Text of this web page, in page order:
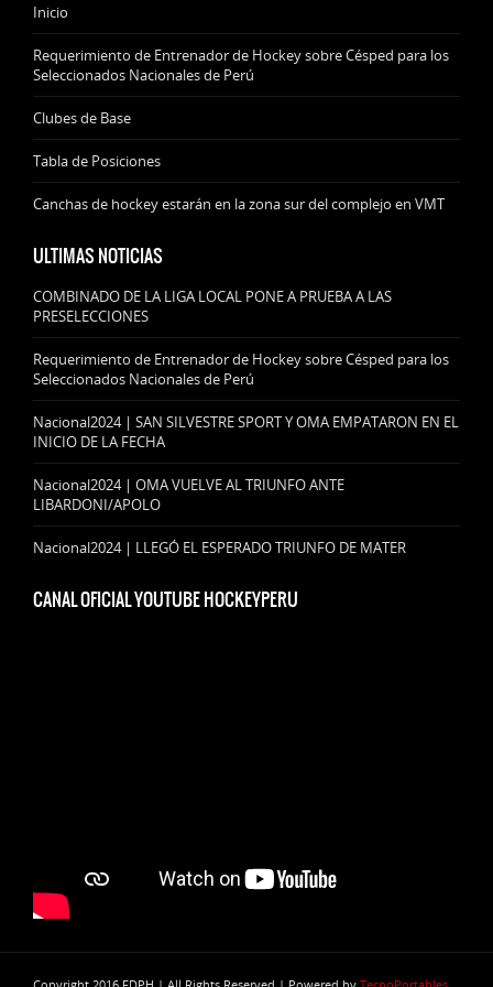
Inicio
Requerimiento de Entrenador de Hockey sobre Césped para los
Seleccionados Nacionales de Perú
Clubes de Base
Tabla de Posiciones
Canchas de hockey estarán en la zona sur del complejo en VMT
ULTIMAS NOTICIAS
COMBINADO DE LA LIGA LOCAL PONE A PRUEBA A LAS
PRESELECCIONES
Requerimiento de Entrenador de Hockey sobre Césped para los
Seleccionados Nacionales de Perú
Nacional2024 | SAN SILVESTRE SPORT Y OMA EMPATARON EN EL
INICIO DE LA FECHA
Nacional2024 | OMA VUELVE AL TRIUNFO ANTE
LIBARDONI/APOLO
Nacional2024 | LLEGÓ EL ESPERADO TRIUNFO DE MATER
CANAL OFICIAL YOUTUBE HOCKEYPERU